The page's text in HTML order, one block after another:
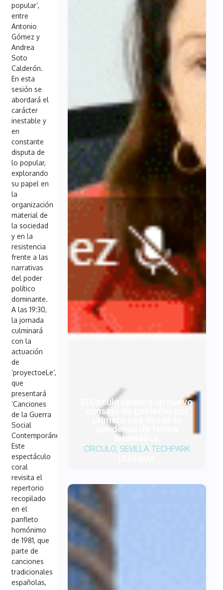
popular’,
entre
Antonio
Gómez y
Andrea
Soto
Calderón.
En esta
sesión se
abordará el
carácter
inestable y
en
constante
disputa de
lo popular,
explorando
su papel en
la
organización
material de
la sociedad
y en la
resistencia
frente a las
narrativas
del poder
político
dominante.
A las 19:30,
la jornada
culminará
con la
actuación
de
‘proyectoeLe’,
que
presentará
‘Canciones
de la Guerra
Social
Contemporánea’.
Este
espectáculo
coral
revisita el
repertorio
recopilado
en el
panfleto
homónimo
de 1981, que
parte de
canciones
tradicionales
españolas,
El Círculo celebra un nuevo
consejo de gobierno por
primera vez desde la
pandemia de forma
telemática.
CÍRCULO, SEVILLA TECHPARK